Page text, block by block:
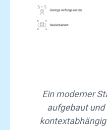
Ein moderner
aufgebaut